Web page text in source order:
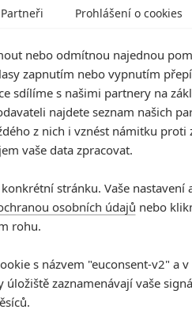
Partneři Prohlášení o cookies
nebo odmítnou najednou
zapnutím nebo vypnutím
sdílíme s našimi partnery na
najdete seznam našich
z nich i vznést námitku proti
vaše data zpracovat.
stránku. Vaše nastavení
osobních údajů nebo
rohu.
s názvem "euconsent-v2" a
zaznamenávají vaše